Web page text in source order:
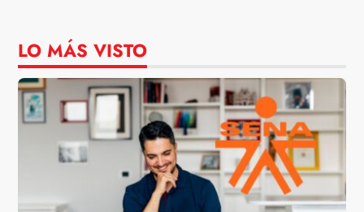
LO MÁS VISTO